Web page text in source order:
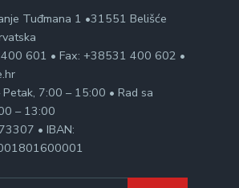
Tuđmana 1 •31551 Belišće
601 • Fax: +38531 400 602 •
7:00 – 15:00 • Rad sa
– 13:00
• IBAN: